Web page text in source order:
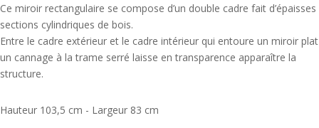
Ce miroir rectangulaire se compose d’un double cadre fait d’épaisses
sections cylindriques de bois.
Entre le cadre extérieur et le cadre intérieur qui entoure un miroir plat
un cannage à la trame serré laisse en transparence apparaître la
structure.
Hauteur 103,5 cm - Largeur 83 cm